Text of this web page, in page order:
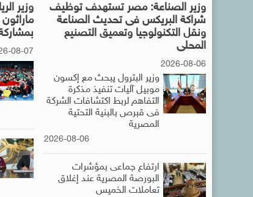
وزير
بمشاركة 7000
08-07
وزير الصناعة: مصر تستهدف توظيف
شراكة البريكس فى تحديث الصناعة
ونقل التكنولوجيا وتعميق التصنيع
المحلى
2026-08-06
وزير البترول يبحث مع إكسون
موبيل آليات تنفيذ مذكرة
التفاهم لربط اكتشافات الشركة
فى قبرص بالبنية التحتية
المصرية
2026-08-06
ارتفاع جماعى بمؤشرات
البورصة المصرية عند إغلاق
تعاملات الخميس